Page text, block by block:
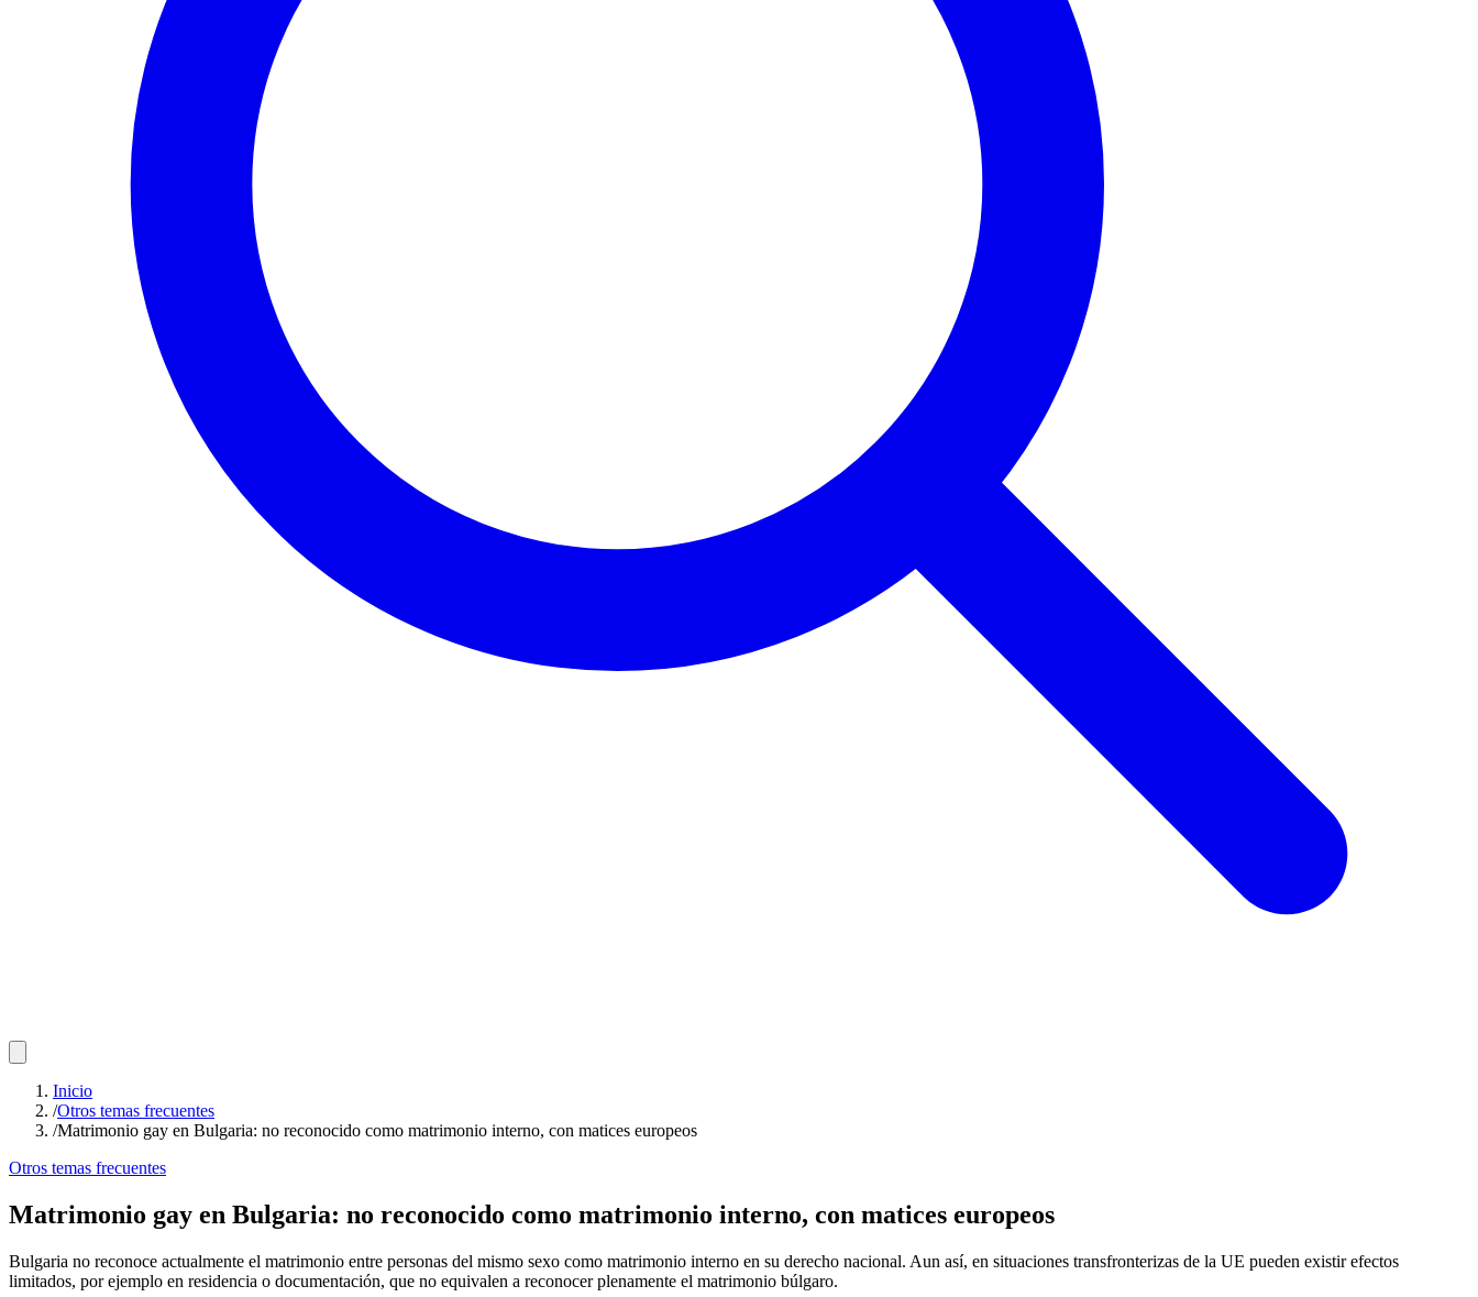
Inicio
/Otros temas frecuentes
/Matrimonio gay en Bulgaria: no reconocido como matrimonio interno, con matices europeos
Otros temas frecuentes
Matrimonio gay en Bulgaria: no reconocido como matrimonio interno, con matices europeos
Bulgaria no reconoce actualmente el matrimonio entre personas del mismo sexo como matrimonio interno en su derecho nacional. Aun así, en situaciones transfronterizas de la UE pueden existir efectos
limitados, por ejemplo en residencia o documentación, que no equivalen a reconocer plenamente el matrimonio búlgaro.